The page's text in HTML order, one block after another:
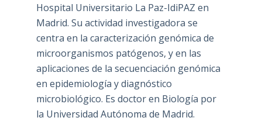
Hospital Universitario La Paz-IdiPAZ en
Madrid. Su actividad investigadora se
centra en la caracterización genómica de
microorganismos patógenos, y en las
aplicaciones de la secuenciación genómica
en epidemiología y diagnóstico
microbiológico. Es doctor en Biología por
la Universidad Autónoma de Madrid.